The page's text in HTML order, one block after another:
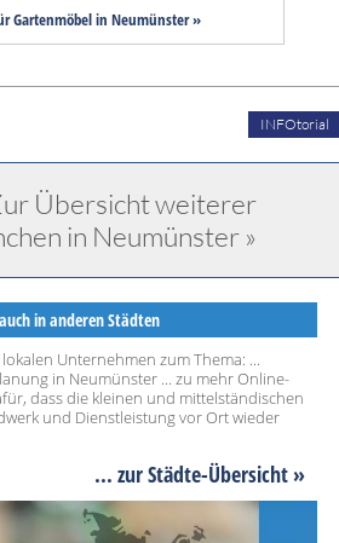
Gartenmöbel in Neumünster »
INFOtorial
Übersicht weiterer
in Neumünster »
in anderen Städten
Unternehmen zum Thema: ...
in Neumünster ... zu mehr Online-
dass die kleinen und mittelständischen
und Dienstleistung vor Ort wieder
... zur Städte-Übersicht »